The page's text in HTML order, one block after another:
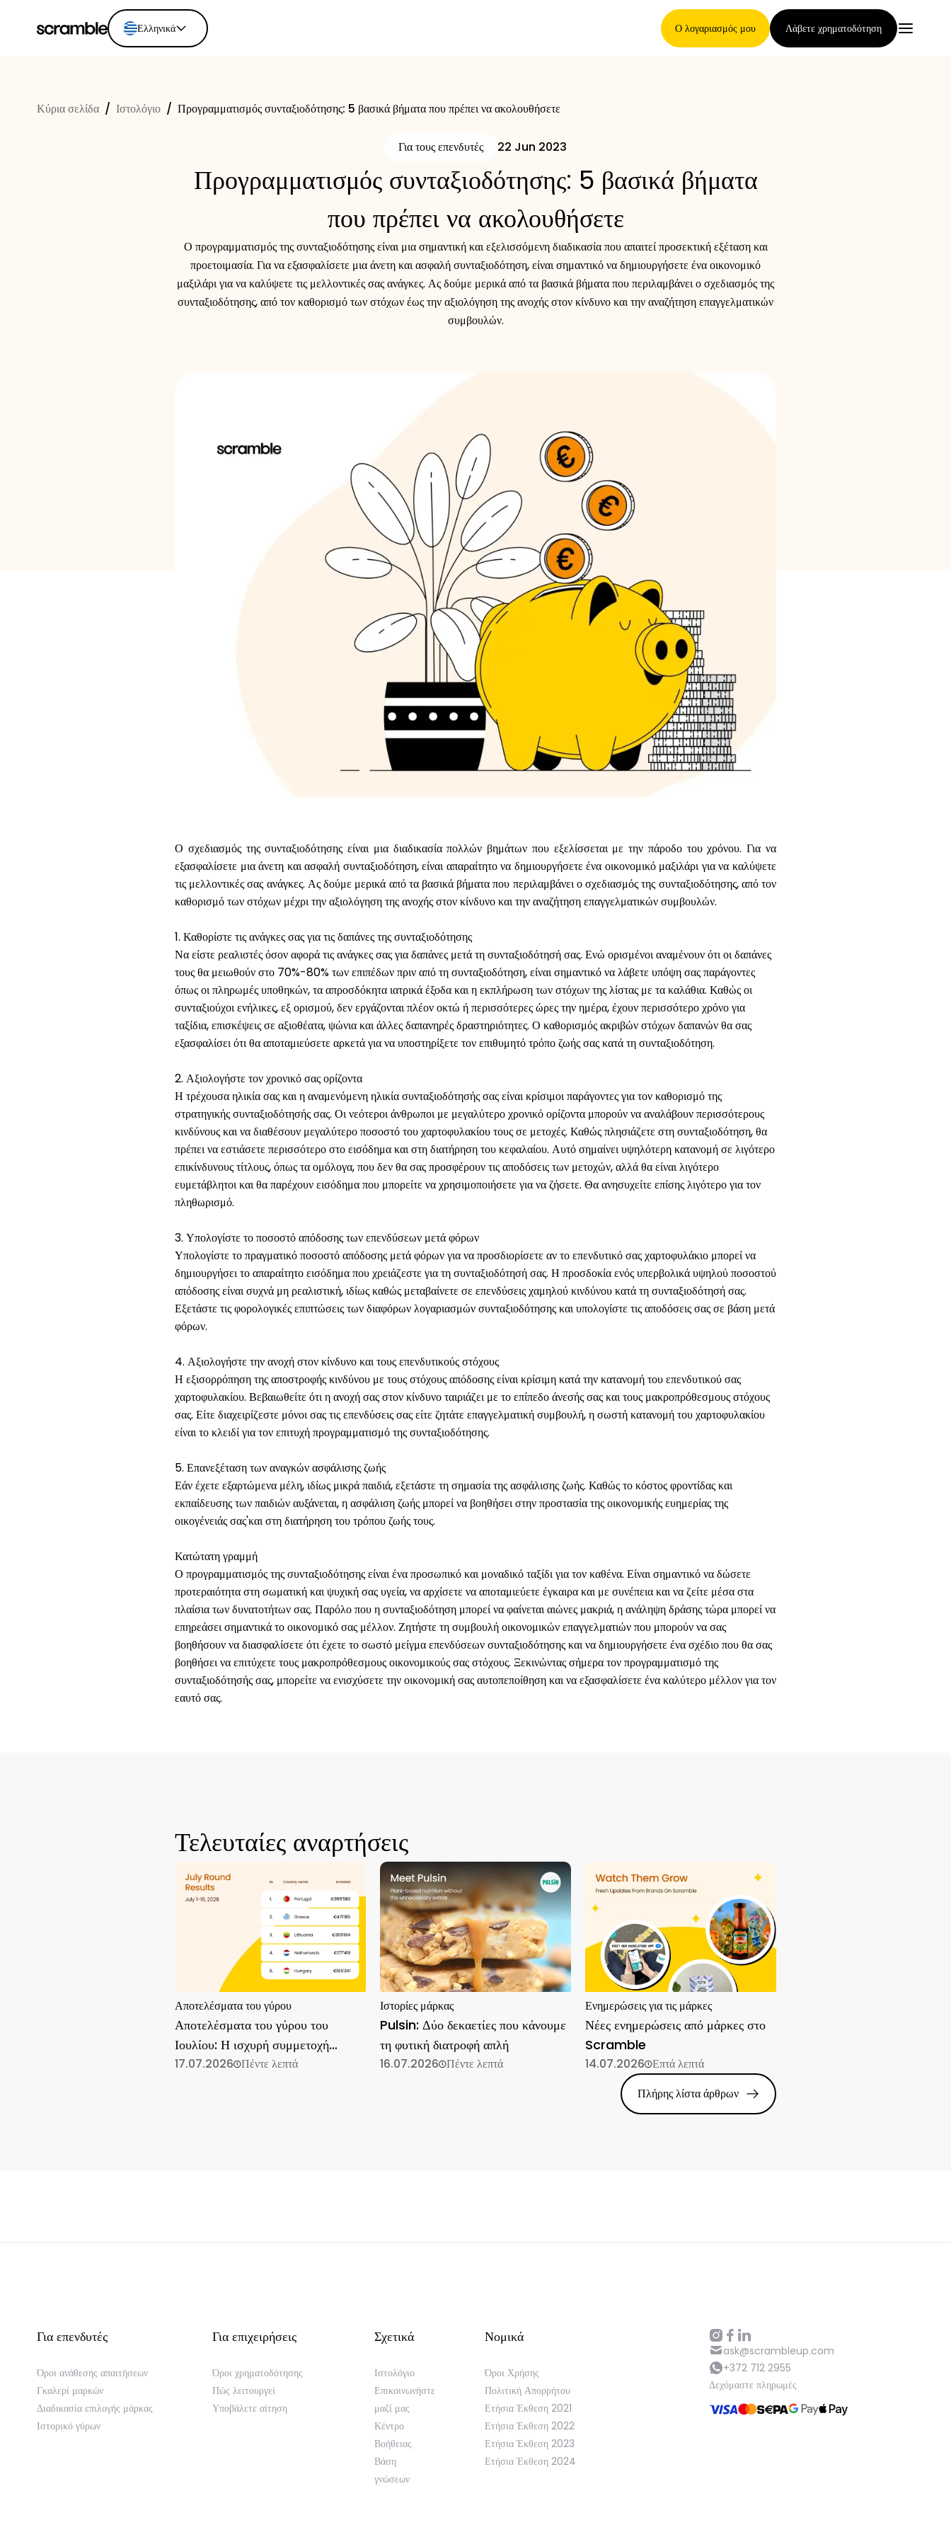
Ελληνικά
Español
Ο λογαριασμός μου Λάβετε χρηματοδότηση
Όροι ανάθεσης απαιτήσεων
Γκαλερί μαρκών
Υπολογιστές
Βοήθεια
ask@scrambleup.com
Κύρια σελίδα / Ιστολόγιο / Προγραμματισμός συνταξιοδότησης: 5 βασικά βήματα που πρέπει να ακολουθήσετε
Για τους επενδυτές 22 Jun 2023
Προγραμματισμός συνταξιοδότησης: 5 βασικά βήματα
που πρέπει να ακολουθήσετε
Ο προγραμματισμός της συνταξιοδότησης είναι μια σημαντική και εξελισσόμενη διαδικασία που απαιτεί προσεκτική εξέταση και
προετοιμασία. Για να εξασφαλίσετε μια άνετη και ασφαλή συνταξιοδότηση, είναι σημαντικό να δημιουργήσετε ένα οικονομικό
μαξιλάρι για να καλύψετε τις μελλοντικές σας ανάγκες. Ας δούμε μερικά από τα βασικά βήματα που περιλαμβάνει ο σχεδιασμός της
συνταξιοδότησης, από τον καθορισμό των στόχων έως την αξιολόγηση της ανοχής στον κίνδυνο και την αναζήτηση επαγγελματικών
συμβουλών.
Ο σχεδιασμός της συνταξιοδότησης είναι μια διαδικασία πολλών βημάτων που εξελίσσεται με την πάροδο του χρόνου. Για να
εξασφαλίσετε μια άνετη και ασφαλή συνταξιοδότηση, είναι απαραίτητο να δημιουργήσετε ένα οικονομικό μαξιλάρι για να καλύψετε
τις μελλοντικές σας ανάγκες. Ας δούμε μερικά από τα βασικά βήματα που περιλαμβάνει ο σχεδιασμός της συνταξιοδότησης, από τον
καθορισμό των στόχων μέχρι την αξιολόγηση της ανοχής στον κίνδυνο και την αναζήτηση επαγγελματικών συμβουλών.
1. Καθορίστε τις ανάγκες σας για τις δαπάνες της συνταξιοδότησης
Να είστε ρεαλιστές όσον αφορά τις ανάγκες σας για δαπάνες μετά τη συνταξιοδότησή σας. Ενώ ορισμένοι αναμένουν ότι οι δαπάνες
τους θα μειωθούν στο 70%-80% των επιπέδων πριν από τη συνταξιοδότηση, είναι σημαντικό να λάβετε υπόψη σας παράγοντες
όπως οι πληρωμές υποθηκών, τα απροσδόκητα ιατρικά έξοδα και η εκπλήρωση των στόχων της λίστας με τα καλάθια. Καθώς οι
συνταξιούχοι ενήλικες, εξ ορισμού, δεν εργάζονται πλέον οκτώ ή περισσότερες ώρες την ημέρα, έχουν περισσότερο χρόνο για
ταξίδια, επισκέψεις σε αξιοθέατα, ψώνια και άλλες δαπανηρές δραστηριότητες. Ο καθορισμός ακριβών στόχων δαπανών θα σας
εξασφαλίσει ότι θα αποταμιεύσετε αρκετά για να υποστηρίξετε τον επιθυμητό τρόπο ζωής σας κατά τη συνταξιοδότηση.
2. Αξιολογήστε τον χρονικό σας ορίζοντα
Η τρέχουσα ηλικία σας και η αναμενόμενη ηλικία συνταξιοδότησής σας είναι κρίσιμοι παράγοντες για τον καθορισμό της
στρατηγικής συνταξιοδότησής σας. Οι νεότεροι άνθρωποι με μεγαλύτερο χρονικό ορίζοντα μπορούν να αναλάβουν περισσότερους
κινδύνους και να διαθέσουν μεγαλύτερο ποσοστό του χαρτοφυλακίου τους σε μετοχές. Καθώς πλησιάζετε στη συνταξιοδότηση, θα
πρέπει να εστιάσετε περισσότερο στο εισόδημα και στη διατήρηση του κεφαλαίου. Αυτό σημαίνει υψηλότερη κατανομή σε λιγότερο
επικίνδυνους τίτλους, όπως τα ομόλογα, που δεν θα σας προσφέρουν τις αποδόσεις των μετοχών, αλλά θα είναι λιγότερο
ευμετάβλητοι και θα παρέχουν εισόδημα που μπορείτε να χρησιμοποιήσετε για να ζήσετε. Θα ανησυχείτε επίσης λιγότερο για τον
πληθωρισμό.
3. Υπολογίστε το ποσοστό απόδοσης των επενδύσεων μετά φόρων
Υπολογίστε το πραγματικό ποσοστό απόδοσης μετά φόρων για να προσδιορίσετε αν το επενδυτικό σας χαρτοφυλάκιο μπορεί να
δημιουργήσει το απαραίτητο εισόδημα που χρειάζεστε για τη συνταξιοδότησή σας. Η προσδοκία ενός υπερβολικά υψηλού ποσοστού
απόδοσης είναι συχνά μη ρεαλιστική, ιδίως καθώς μεταβαίνετε σε επενδύσεις χαμηλού κινδύνου κατά τη συνταξιοδότησή σας.
Εξετάστε τις φορολογικές επιπτώσεις των διαφόρων λογαριασμών συνταξιοδότησης και υπολογίστε τις αποδόσεις σας σε βάση μετά
φόρων.
4. Αξιολογήστε την ανοχή στον κίνδυνο και τους επενδυτικούς στόχους
Η εξισορρόπηση της αποστροφής κινδύνου με τους στόχους απόδοσης είναι κρίσιμη κατά την κατανομή του επενδυτικού σας
χαρτοφυλακίου. Βεβαιωθείτε ότι η ανοχή σας στον κίνδυνο ταιριάζει με το επίπεδο άνεσής σας και τους μακροπρόθεσμους στόχους
σας. Είτε διαχειρίζεστε μόνοι σας τις επενδύσεις σας είτε ζητάτε επαγγελματική συμβουλή, η σωστή κατανομή του χαρτοφυλακίου
είναι το κλειδί για τον επιτυχή προγραμματισμό της συνταξιοδότησης.
5. Επανεξέταση των αναγκών ασφάλισης ζωής
Εάν έχετε εξαρτώμενα μέλη, ιδίως μικρά παιδιά, εξετάστε τη σημασία της ασφάλισης ζωής. Καθώς το κόστος φροντίδας και
εκπαίδευσης των παιδιών αυξάνεται, η ασφάλιση ζωής μπορεί να βοηθήσει στην προστασία της οικονομικής ευημερίας της
οικογένειάς σας'και στη διατήρηση του τρόπου ζωής τους.
Κατώτατη γραμμή
Ο προγραμματισμός της συνταξιοδότησης είναι ένα προσωπικό και μοναδικό ταξίδι για τον καθένα. Είναι σημαντικό να δώσετε
προτεραιότητα στη σωματική και ψυχική σας υγεία, να αρχίσετε να αποταμιεύετε έγκαιρα και με συνέπεια και να ζείτε μέσα στα
πλαίσια των δυνατοτήτων σας. Παρόλο που η συνταξιοδότηση μπορεί να φαίνεται αιώνες μακριά, η ανάληψη δράσης τώρα μπορεί να
επηρεάσει σημαντικά το οικονομικό σας μέλλον. Ζητήστε τη συμβουλή οικονομικών επαγγελματιών που μπορούν να σας
βοηθήσουν να διασφαλίσετε ότι έχετε το σωστό μείγμα επενδύσεων συνταξιοδότησης και να δημιουργήσετε ένα σχέδιο που θα σας
βοηθήσει να επιτύχετε τους μακροπρόθεσμους οικονομικούς σας στόχους. Ξεκινώντας σήμερα τον προγραμματισμό της
συνταξιοδότησής σας, μπορείτε να ενισχύσετε την οικονομική σας αυτοπεποίθηση και να εξασφαλίσετε ένα καλύτερο μέλλον για τον
εαυτό σας.
Τελευταίες αναρτήσεις
Αποτελέσματα του γύρου
Αποτελέσματα του γύρου του
Ιουλίου: Η ισχυρή συμμετοχή
συνεχίζεται
17.07.2026 Πέντε λεπτά
Ιστορίες μάρκας
Pulsin: Δύο δεκαετίες που κάνουμε
τη φυτική διατροφή απλή
16.07.2026 Πέντε λεπτά
Ενημερώσεις για τις μάρκες
Νέες ενημερώσεις από μάρκες στο
Scramble
14.07.2026 Επτά λεπτά
Πλήρης λίστα άρθρων
Για επενδυτές
Όροι ανάθεσης απαιτήσεων
Γκαλερί μαρκών
Διαδικασία επιλογής μάρκας
Ιστορικό γύρων
Για επιχειρήσεις
Όροι χρηματοδότησης
Πώς λειτουργεί
Υποβάλετε αίτηση
Σχετικά
Ιστολόγιο
Επικοινωνήστε
μαζί μας
Κέντρο
Βοήθειας
Βάση
γνώσεων
Νομικά
Όροι Χρήσης
Πολιτική Απορρήτου
Ετήσια Έκθεση 2021
Ετήσια Έκθεση 2022
Ετήσια Έκθεση 2023
Ετήσια Έκθεση 2024
ask@scrambleup.com
+372 712 2955
Δεχόμαστε πληρωμές